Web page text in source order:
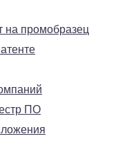
на промобразец
ПО